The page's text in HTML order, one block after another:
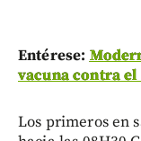
Entérese:
vacuna contra
Los primeros en